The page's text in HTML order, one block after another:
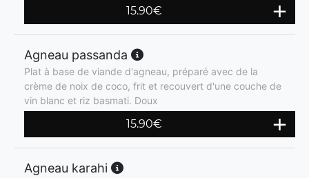
15.90€
Agneau passanda
Plat à base de viande d'agneau, préparé avec de la
crème de noix de coco, frit et recouvert d'une couche de
vin blanc et riz basmati. Doux
15.90€
Agneau karahi